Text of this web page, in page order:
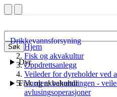
Søk
Drikkevannsforsyning
Dyr
Fisk og akvakultur
Hjem
Fisk og akvakultur
Oppdrettsanlegg
Veileder for dyreholder ved
Vurdere behandlingen -
avlusingsoperasjoner